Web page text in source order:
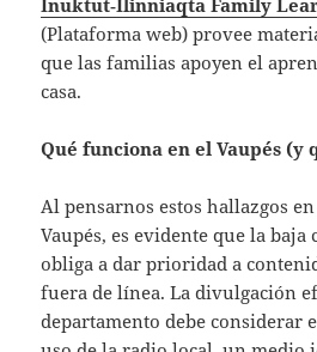
Inuktut‑Ilinniaqta Family
(Plataforma web) provee
que las familias apoyen el
casa.
Qué funciona en el Vaupés (y
Al pensarnos estos hallazgos
Vaupés, es evidente que la
obliga a dar prioridad a
fuera de línea. La divulgación
departamento debe considerar